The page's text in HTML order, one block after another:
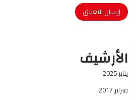
الأرشيف
يناير 2025
فبراير 2017